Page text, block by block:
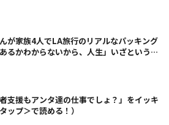
が家族4人でLA旅行のリアルなパッキング
るかわからないから、人生」いざというと
支援もアンタ達の仕事でしょ？」をイッキ
ップ＞で読める！）